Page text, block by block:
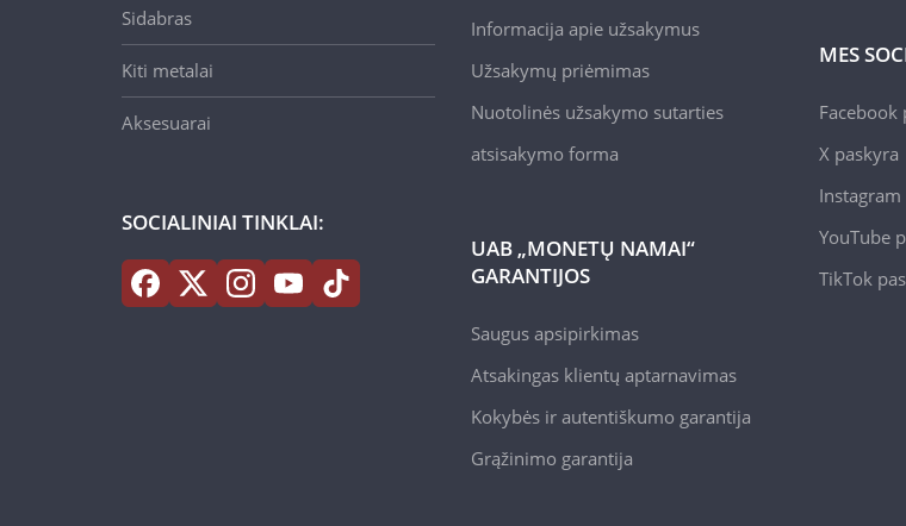
Sidabras
Kiti metalai
Aksesuarai
SOCIALINIAI TINKLAI:
Informacija apie užsakymus
Užsakymų priėmimas
Nuotolinės užsakymo sutarties
atsisakymo forma
UAB „MONETŲ NAMAI“
GARANTIJOS
Saugus apsipirkimas
Atsakingas klientų aptarnavimas
Kokybės ir autentiškumo garantija
Grąžinimo garantija
MES
Facebook
X paskyra
YouTube
TikTok